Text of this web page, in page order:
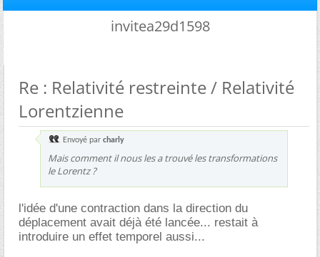
invitea29d1598
Re : Relativité restreinte / Relativité
Lorentzienne
Envoyé par charly
Mais comment il nous les a trouvé les transformations
le Lorentz ?
l'idée d'une contraction dans la direction du
déplacement avait déjà été lancée... restait à
introduire un effet temporel aussi...